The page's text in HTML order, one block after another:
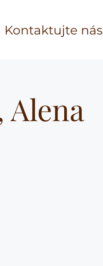
Kontaktujte nás